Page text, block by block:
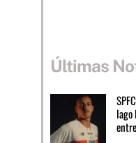
Últimas
Iago